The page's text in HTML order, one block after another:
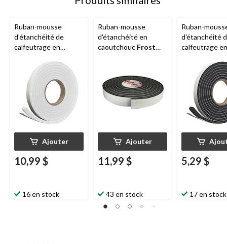
Ruban-mousse
d'étanchéité de
calfeutrage en
, 3/4 po x 10 pi,
blanc
Ajouter
10,99 $
16 en stock
Ruban-mousse
d'étanchéité en
caoutchouc Frost
Ajouter
11,99 $
43 en stock
Ruban-
d'étanchéité
calfeutrage en
, 3/8 po
5,29 $
17 en stock